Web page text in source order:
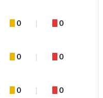
0 0
0 0
0 0